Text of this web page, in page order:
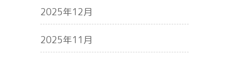
2025年12月
2025年11月